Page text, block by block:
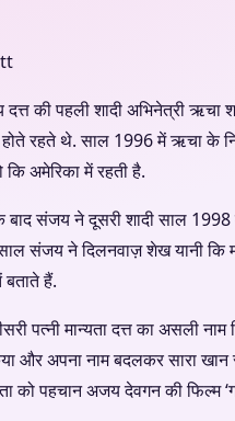
की पहली शादी अभिनेत्री
होते रहते थे. साल 1996 में ऋचा
कि अमेरिका में रहती है.
बाद संजय ने दूसरी शादी साल
साल संजय ने दिलनवाज़ शेख यानी कि
हैं.
पत्नी मान्यता दत्त का असली
और अपना नाम बदलकर सारा खान
को पहचान अजय देवगन की फिल्म